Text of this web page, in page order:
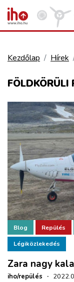
VASÚT
KÖZÚT
REPÜLÉS
ELLÁTÁSI LÁNC
ZÖLDÚT
HAJÓZÁS
Kezdőlap Hírek
FÖLDKÖRÜLI
Blog Repülés
Légiközlekedés
Zara nagy
iho/repülés ·